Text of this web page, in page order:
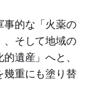
事的な「火薬の
、そして地域の
遺産」へと、
幾重にも塗り替